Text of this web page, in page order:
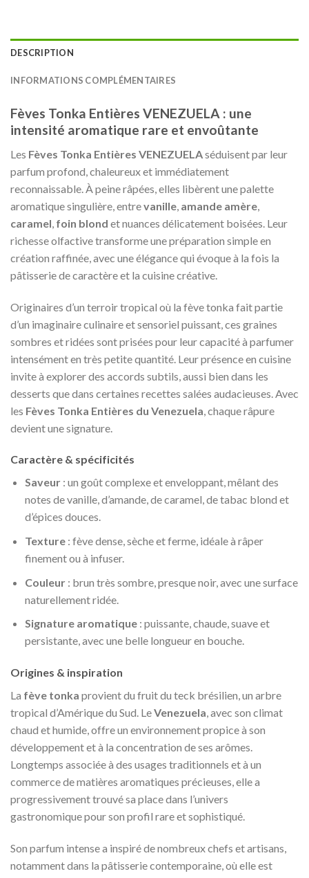
DESCRIPTION
INFORMATIONS COMPLÉMENTAIRES
Fèves Tonka Entières VENEZUELA : une
intensité aromatique rare et envoûtante
Les Fèves Tonka Entières VENEZUELAséduisent par leur
parfum profond, chaleureux et immédiatement
reconnaissable. À peine râpées, elles libèrent une palette
aromatique singulière, entrevanille, amande amère,
caramel, foin blond et nuances délicatement boisées. Leur
richesse olfactive transforme une préparation simple en
création raffinée, avec une élégance qui évoque à la fois la
pâtisserie de caractère et la cuisine créative.
Originaires d’un terroir tropical où la fève tonka fait partie
d’un imaginaire culinaire et sensoriel puissant, ces graines
sombres et ridées sont prisées pour leur capacité à parfumer
intensément en très petite quantité. Leur présence en cuisine
invite à explorer des accords subtils, aussi bien dans les
desserts que dans certaines recettes salées audacieuses. Avec
les Fèves Tonka Entières du Venezuela , chaque râpure
devient une signature.
Caractère & spécificités
Saveur: un goût complexe et enveloppant, mêlant des
notes de vanille, d’amande, de caramel, de tabac blond et
d’épices douces.
Texture: fève dense, sèche et ferme, idéale à râper
finement ou à infuser.
Couleur: brun très sombre, presque noir, avec une surface
naturellement ridée.
Signature aromatique: puissante, chaude, suave et
persistante, avec une belle longueur en bouche.
Origines & inspiration
La fève tonka provient du fruit du teck brésilien, un arbre
tropical d’Amérique du Sud. LeVenezuela, avec son climat
chaud et humide, offre un environnement propice à son
développement et à la concentration de ses arômes.
Longtemps associée à des usages traditionnels et à un
commerce de matières aromatiques précieuses, elle a
progressivement trouvé sa place dans l’univers
gastronomique pour son profil rare et sophistiqué.
Son parfum intense a inspiré de nombreux chefs et artisans,
notamment dans la pâtisserie contemporaine, où elle est